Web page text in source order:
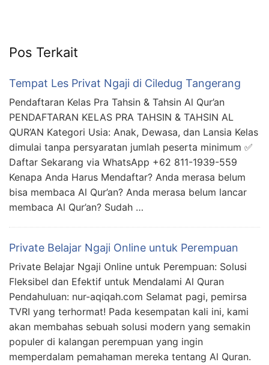
Pos Terkait
Tempat Les Privat Ngaji di Ciledug Tangerang
Pendaftaran Kelas Pra Tahsin & Tahsin Al Qur’an
PENDAFTARAN KELAS PRA TAHSIN & TAHSIN AL
QUR’AN Kategori Usia: Anak, Dewasa, dan Lansia Kelas
dimulai tanpa persyaratan jumlah peserta minimum ✅
Daftar Sekarang via WhatsApp +62 811-1939-559
Kenapa Anda Harus Mendaftar? Anda merasa belum
bisa membaca Al Qur’an? Anda merasa belum lancar
membaca Al Qur’an? Sudah …
Private Belajar Ngaji Online untuk Perempuan
Private Belajar Ngaji Online untuk Perempuan: Solusi
Fleksibel dan Efektif untuk Mendalami Al Quran
Pendahuluan: nur-aqiqah.com Selamat pagi, pemirsa
TVRI yang terhormat! Pada kesempatan kali ini, kami
akan membahas sebuah solusi modern yang semakin
populer di kalangan perempuan yang ingin
memperdalam pemahaman mereka tentang Al Quran.